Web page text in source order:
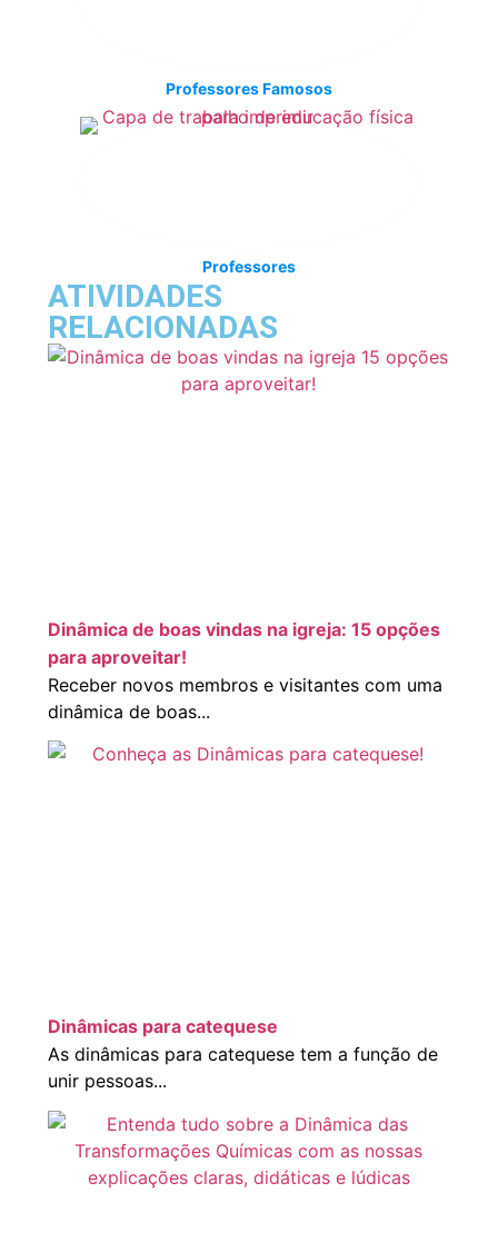
Professores Famosos
Professores
ATIVIDADES
RELACIONADAS
Dinâmica de boas vindas na igreja: 15 opções
para aproveitar!
Receber novos membros e visitantes com uma
dinâmica de boas...
Dinâmicas para catequese
As dinâmicas para catequese tem a função de
unir pessoas...